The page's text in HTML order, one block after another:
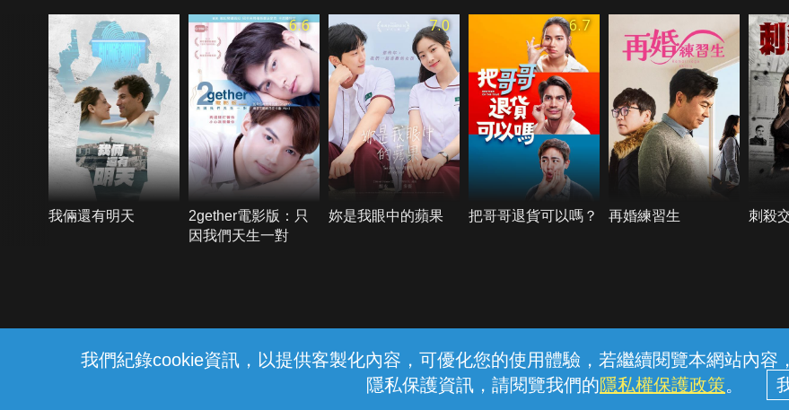
我們紀錄cookie資訊，以提供客製化內容，可優化您的使用體驗，若繼續閱覽本網站內
隱私保護資訊，請閱覽我們的隱私權保護政策。
我倆還有明天
6.6
2gether電影版：只
因我們天生一對
7.0
妳是我眼中的蘋果
6.7
把哥哥退貨可以嗎？ 再婚練習生 刺殺
線上客服 服務條款 隱私權保護
中華電信股份有限公司個人家庭分公司 (統一編號：96979949) ©